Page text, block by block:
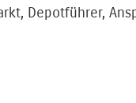
Depotführer,